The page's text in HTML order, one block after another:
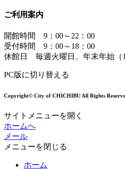
ご利用案内
開館時間 9：00～22：00
受付時間 9：00～18：00
休館日 毎週火曜日、年末年始（
PC版に切り替える
Copyright© City of CHICHIBU All Rights
サイトメニューを開く
ホームへ
メール
メニューを閉じる
ホーム